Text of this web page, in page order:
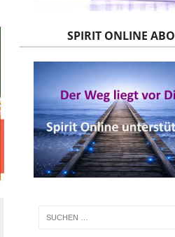
SPIRIT ONLINE ABO